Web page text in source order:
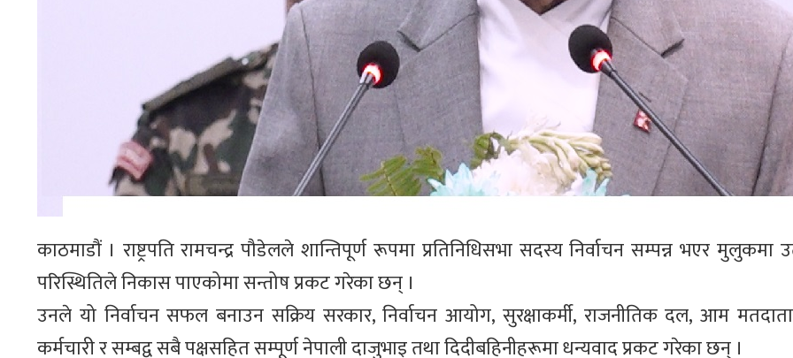
काठमाडौं । राष्ट्रपति रामचन्द्र पौडेलले शान्तिपूर्ण रूपमा प्रतिनिधिसभा सदस्य निर्वाचन सम्पन्न भएर मुलुकमा
परिस्थितिले निकास पाएकोमा सन्तोष प्रकट गरेका छन् ।
उनले यो निर्वाचन सफल बनाउन सक्रिय सरकार, निर्वाचन आयोग, सुरक्षाकर्मी, राजनीतिक दल, आम मतदाता,
कर्मचारी र सम्बद्व सबै पक्षसहित सम्पूर्ण नेपाली दाजुभाइ तथा दिदीबहिनीहरूमा धन्यवाद प्रकट गरेका छन् ।